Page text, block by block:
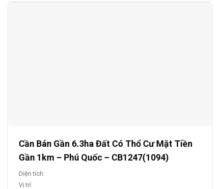
Cần Bán Gần 6.3ha Đất Có Thổ Cư Mặt Tiền
Gần 1km – Phú Quốc – CB1247(1094)
Diện tích:
Vị trí: